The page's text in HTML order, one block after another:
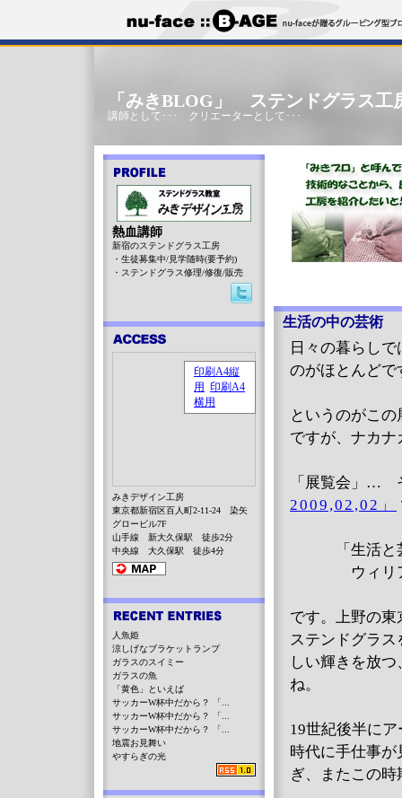
「みきBLOG」 ステンドグラス工
講師として･･･ クリエーターとして･･･
生活の中の芸術
日々の暮らし
のがほとんどで
というのがこ
ですが、ナカナ
「展覧会」…
2009,02,02」
「生活と芸
ウィリアム
です。上野の
ステンドグラ
しい輝きを放
ね。
19世紀後半に
時代に手仕事
ぎ、またこの
熱血講師
新宿のステンドグラス工房
・生徒募集中/見学随時(要予約)
・ステンドグラス修理/修復/販売
みきデザイン工房
東京都新宿区百人町2-11-24 染矢
グロービル7F
山手線 新大久保駅 徒歩2分
中央線 大久保駅 徒歩4分
人魚姫
涼しげなブラケットランプ
ガラスのスイミー
ガラスの魚
「黄色」といえば
サッカーW杯中だから？ 「...
サッカーW杯中だから？ 「...
サッカーW杯中だから？ 「...
地震お見舞い
やすらぎの光